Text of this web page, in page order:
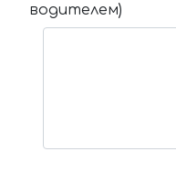
водителем)